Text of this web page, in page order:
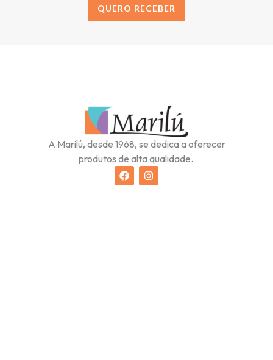
QUERO RECEBER
A Marilú, desde 1968, se dedica a oferecer
produtos de alta qualidade.